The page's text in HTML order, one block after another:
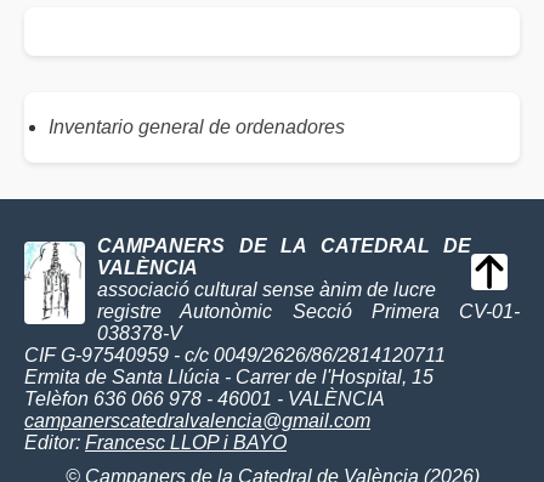
Inventario general de ordenadores
CAMPANERS DE LA CATEDRAL DE
VALÈNCIA
associació cultural sense ànim de lucre
registre Autonòmic Secció Primera CV-01-
038378-V
CIF G-97540959 - c/c 0049/2626/86/2814120711
Ermita de Santa Llúcia - Carrer de l'Hospital, 15
Telèfon 636 066 978 - 46001 - VALÈNCIA
campanerscatedralvalencia@gmail.com
Editor: Francesc LLOP i BAYO
© Campaners de la Catedral de València (2026)